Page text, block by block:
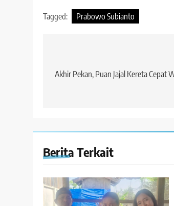
Tagged: Prabowo Subianto
pos
Akhir Pekan, Puan Jajal Kereta Cepat
Berita Terkait